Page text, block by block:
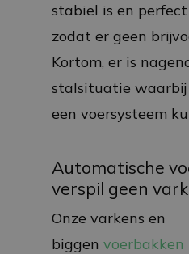
stabiel is en
zodat er geen
Kortom, er is
stalsituatie
een voersysteem
Automatische
verspil geen
Onze varkens en
biggen voerbakken